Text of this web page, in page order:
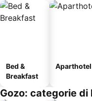
Bed &
Breakfast
Aparthotel
Gozo: categorie